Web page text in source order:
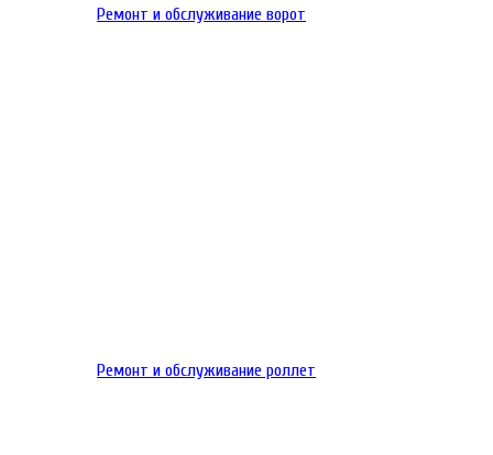
Ремонт и обслуживание ворот
Ремонт и обслуживание роллет